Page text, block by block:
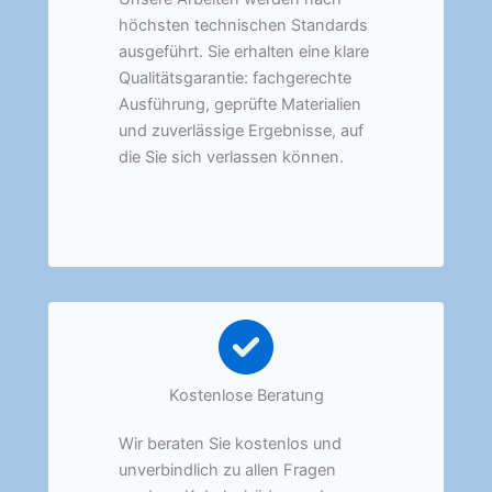
höchsten technischen Standards
ausgeführt. Sie erhalten eine klare
Qualitätsgarantie: fachgerechte
Ausführung, geprüfte Materialien
und zuverlässige Ergebnisse, auf
die Sie sich verlassen können.
Kostenlose Beratung
Wir beraten Sie kostenlos und
unverbindlich zu allen Fragen